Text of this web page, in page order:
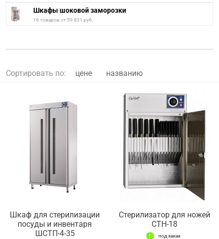
Шкафы шоковой заморозки
16 товаров от 59 831 руб.
Сортировать по: цене названию
Шкаф для стерилизации
посуды и инвентаря
ШСТП-4-35
Стерилизатор для ножей
СТН-18
под заказ